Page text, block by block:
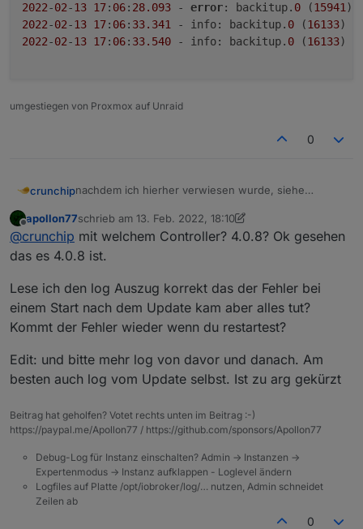
2022-02-13 17: 06: 28.093 - error: backitup. 0 (15941)
2022-02-13 17: 06: 33.341 - info: backitup. 0 (16133)
2022-02-13 17: 06: 33.540 - info: backitup. 0 (16133)
umgestiegen von Proxmox auf Unraid
0
crunchipnachdem ich hierher verwiesen wurde, siehe
heutiges backitup Update von v2.3.0.auf v2.3.1 ergab
folgenden Fehler
habe kein multihost und verwende jsonl
2022-02-13 17:06:27.572 - info: backitup.0
2022-02-13 17:06:28.086 - error: backitup.0
2022-02-13 17:06:28.089 - error:
2022-02-13 17:06:28.092 - error:
at Redis. (/opt/iobroker/node_modules/
at processTicksAndRejections (internal/
2022-02-13 17:06:28.093 - error:
2022-02-13 17:06:33.540 - info: backitup.0
apollon77schrieb am 13. Feb. 2022, 18:10
zuletzt editiert von apollon77
@crunchip mit welchem Controller? 4.0.8? Ok gesehen
das es 4.0.8 ist.
Lese ich den log Auszug korrekt das der Fehler bei
einem Start nach dem Update kam aber alles tut?
Kommt der Fehler wieder wenn du restartest?
Edit: und bitte mehr log von davor und danach. Am
besten auch log vom Update selbst. Ist zu arg gekürzt
Beitrag hat geholfen? Votet rechts unten im Beitrag :-)
https://paypal.me/Apollon77 / https://github.com/sponsors/Apollon77
Debug-Log für Instanz einschalten? Admin -> Instanzen ->
Expertenmodus -> Instanz aufklappen - Loglevel ändern
Logfiles auf Platte /opt/iobroker/log/… nutzen, Admin schneidet
Zeilen ab
0